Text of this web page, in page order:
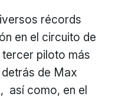
récords
en el circuito de
piloto más
de Max
así como, en el